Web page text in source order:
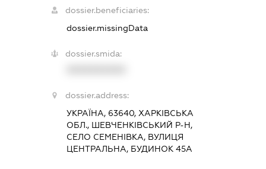
dossier.beneficiaries:
dossier.missingData
dossier.smida:
dossier.address:
УКРАЇНА, 63640, ХАРКІВСЬКА
ОБЛ., ШЕВЧЕНКІВСЬКИЙ Р-Н,
СЕЛО СЕМЕНІВКА, ВУЛИЦЯ
ЦЕНТРАЛЬНА, БУДИНОК 45А